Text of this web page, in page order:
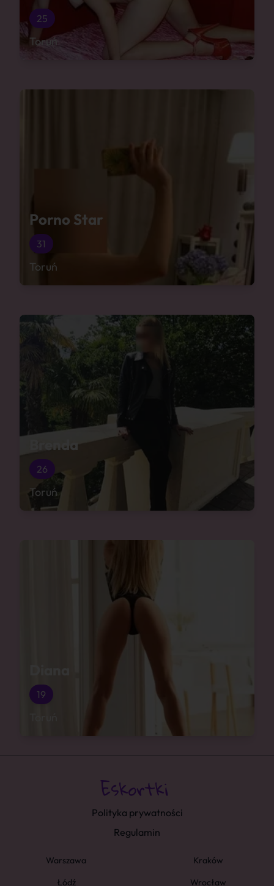
25
Toruń
Porno Star
31
Toruń
Brenda
26
Toruń
19
Polityka prywatności
Regulamin
Warszawa
Kraków
Łódź
Wrocław